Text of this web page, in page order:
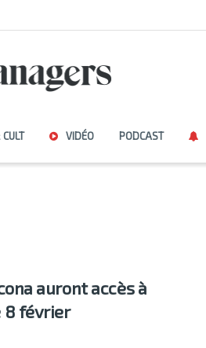
VIDÉO PODCAST
auront accès à
8 février